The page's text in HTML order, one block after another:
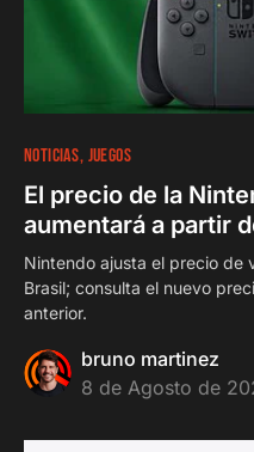
NOTICIAS JUEGOS
El precio de la
aumentará a partir
Nintendo ajusta el precio de
Brasil; consulta el nuevo
anterior.
bruno martinez
8 de Agosto de